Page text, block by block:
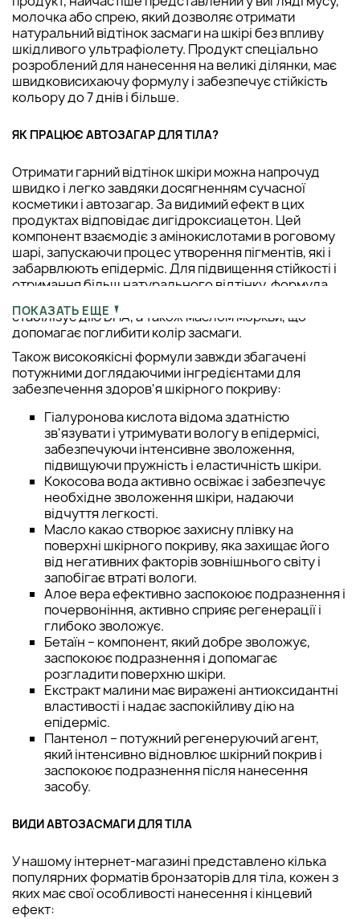
молочка або спрею, який дозволяє отримати
натуральний відтінок засмаги на шкірі без впливу
шкідливого ультрафіолету. Продукт спеціально
розроблений для нанесення на великі ділянки, має
швидковисихаючу формулу і забезпечує стійкість
кольору до 7 днів і більше.
ЯК ПРАЦЮЄ АВТОЗАГАР ДЛЯ ТІЛА?
Отримати гарний відтінок шкіри можна напрочуд
швидко і легко завдяки досягненням сучасної
косметики і автозагар. За видимий ефект в цих
продуктах відповідає дигідроксиацетон. Цей
компонент взаємодіє з амінокислотами в роговому
шарі, запускаючи процес утворення пігментів, які і
забарвлюють епідерміс. Для підвищення стійкості і
отримання більш натурального відтінку, формула
стабілізує дію DHA, а також маслом моркви, що
допомагає поглибити колір засмаги.
Також високоякісні формули завжди збагачені
потужними доглядаючими інгредієнтами для
забезпечення здоров'я шкірного покриву:
Гіалуронова кислота відома здатністю
зв'язувати і утримувати вологу в епідермісі,
забезпечуючи інтенсивне зволоження,
підвищуючи пружність і еластичність шкіри.
Кокосова вода активно освіжає і забезпечує
необхідне зволоження шкіри, надаючи
відчуття легкості.
Масло какао створює захисну плівку на
поверхні шкірного покриву, яка захищає його
від негативних факторів зовнішнього світу і
запобігає втраті вологи.
Алое вера ефективно заспокоює подразнення і
почервоніння, активно сприяє регенерації і
глибоко зволожує.
Бетаїн – компонент, який добре зволожує,
заспокоює подразнення і допомагає
розгладити поверхню шкіри.
Екстракт малини має виражені антиоксидантні
властивості і надає заспокійливу дію на
епідерміс.
Пантенол – потужний регенеруючий агент,
який інтенсивно відновлює шкірний покрив і
заспокоює подразнення після нанесення
засобу.
ВИДИ АВТОЗАСМАГИ ДЛЯ ТІЛА
У нашому інтернет-магазині представлено кілька
популярних форматів бронзаторів для тіла, кожен з
яких має свої особливості нанесення і кінцевий
ефект:
ПОКАЗАТЬ ЕЩЕ